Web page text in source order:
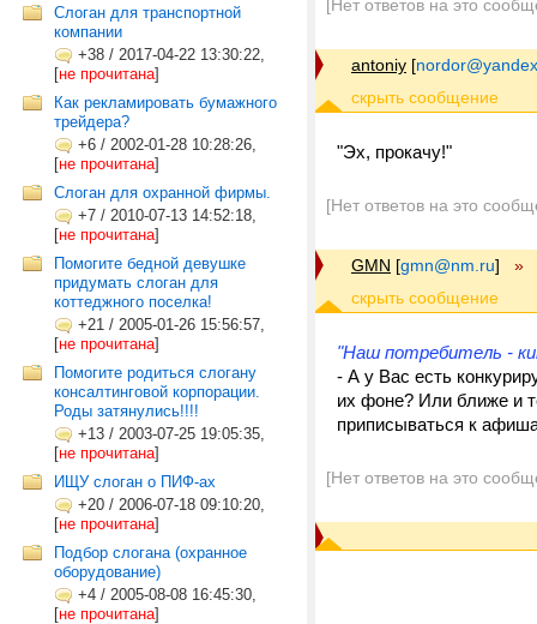
Слоган для транспортной
компании
+38 / 2017-04-22 13:30:22,
[не прочитана]
Как рекламировать бумажного
трейдера?
+6 / 2002-01-28 10:28:26,
[не прочитана]
Слоган для охранной фирмы.
+7 / 2010-07-13 14:52:18,
[не прочитана]
Помогите бедной девушке
придумать слоган для
коттеджного поселка!
+21 / 2005-01-26 15:56:57,
[не прочитана]
Помогите родиться слогану
консалтинговой корпорации.
Роды затянулись!!!!
+13 / 2003-07-25 19:05:35,
[не прочитана]
ИЩУ слоган о ПИФ-ах
+20 / 2006-07-18 09:10:20,
[не прочитана]
Подбор слогана (охранное
оборудование)
+4 / 2005-08-08 16:45:30,
[не прочитана]
[Нет ответов на это
antoniy [
"Эх, прокачу!"
[Нет ответов на это
GMN [gmn@nm.ru] »
"Наш потребитель -
- А у Вас есть
их фоне? Или ближе и
приписываться к
[Нет ответов на это